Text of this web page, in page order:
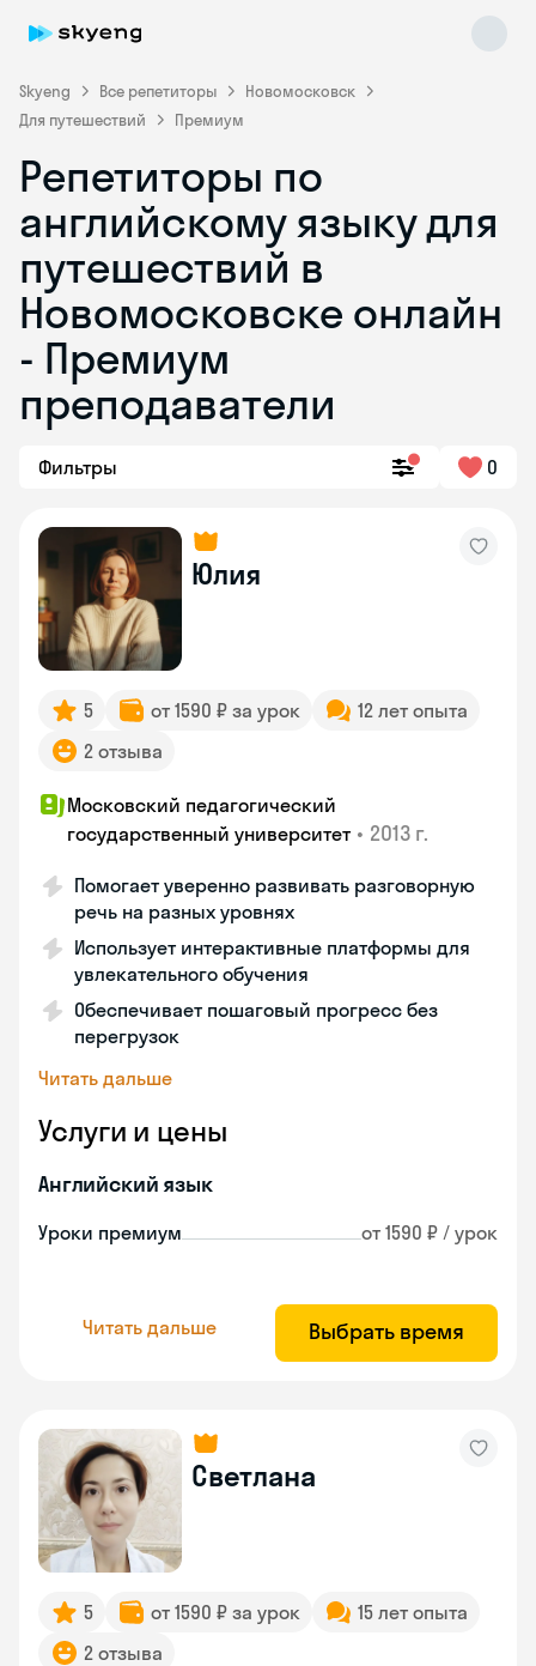
Skyeng Все репетиторы
Новомосковск
Для путешествий
Премиум
Репетиторы по
английскому языку для
путешествий в
Новомосковске онлайн
- Премиум
преподаватели
Фильтры 0
Юлия
5 от 1590 ₽ за урок
12 лет опыта
2 отзыва
Московский педагогический
государственный университет • 2013 г.
Помогает уверенно развивать разговорную
речь на разных уровнях
Использует интерактивные платформы для
увлекательного обучения
Обеспечивает пошаговый прогресс без
перегрузок
Читать дальше
Услуги и цены
Английский язык
Уроки премиум от 1590 ₽ / урок
Читать дальше Выбрать время
Светлана
5 от 1590 ₽ за урок
15 лет опыта
2 отзыва
Skyeng Chat